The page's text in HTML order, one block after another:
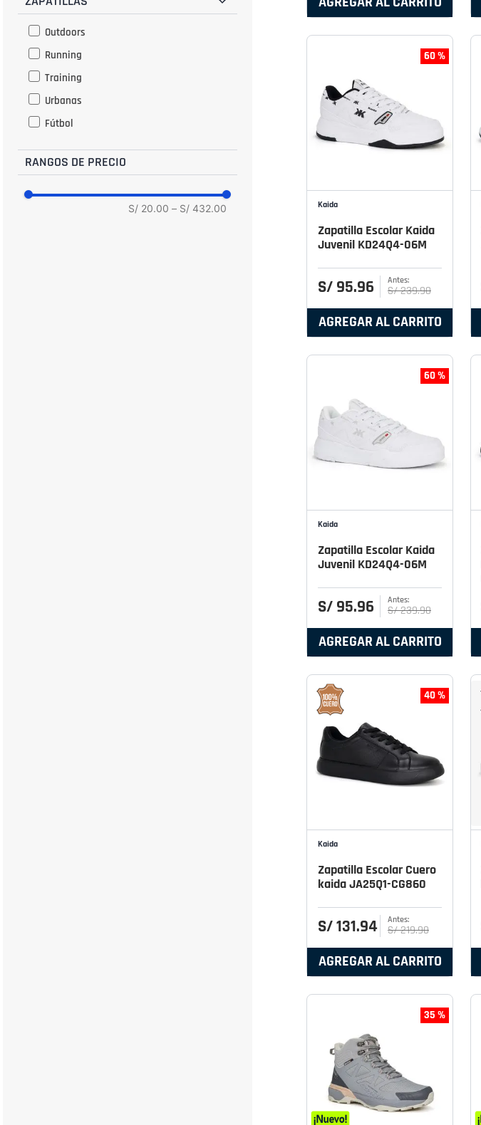
Outdoors
Running
Training
Urbanas
Fútbol
RANGOS DE PRECIO
S/ 20.00 – S/ 432.00
60 %
Kaida
Zapatilla Escolar Kaida
Juvenil KD24Q4-06M
S/ 95.96 S/239.90
AGREGAR AL CARRITO
60 %
Kaida
Zapatilla Escolar Kaida
Juvenil KD24Q4-06M
S/ 95.96 S/239.90
AGREGAR AL CARRITO
40 %
Kaida
Zapatilla Escolar Cuero
kaida JA25Q1-CG860
S/131.94 S/219.90
AGREGAR AL CARRITO
35 %